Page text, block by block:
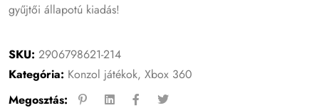
gyűjtői állapotú kiadás!
SKU:2906798621-214
Kategória: Konzol játékok,Xbox 360
Megosztás: